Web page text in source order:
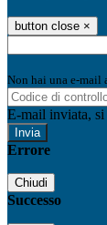
button close ×
Non hai una e-mail
E-mail inviata, si
Errore
Chiudi
Successo